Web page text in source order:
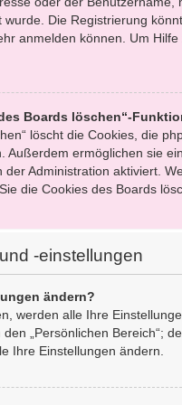
Die Registrierung
anmelden können. Um
Boards löschen“-
löscht die Cookies, die
Außerdem ermöglichen sie
der Administration aktiviert.
die Cookies des Boards
-einstellungen
ändern?
werden alle Ihre
„Persönlichen Bereich“;
Ihre Einstellungen ändern.